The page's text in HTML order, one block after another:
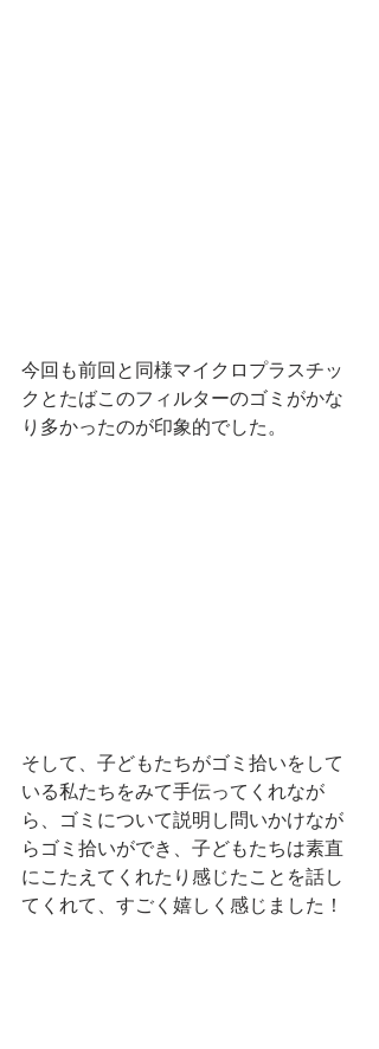
今回も前回と同様マイクロプラスチッ
クとたばこのフィルターのゴミがかな
り多かったのが印象的でした。
そして、子どもたちがゴミ拾いをして
いる私たちをみて手伝ってくれなが
ら、ゴミについて説明し問いかけなが
らゴミ拾いができ、子どもたちは素直
にこたえてくれたり感じたことを話し
てくれて、すごく嬉しく感じました！